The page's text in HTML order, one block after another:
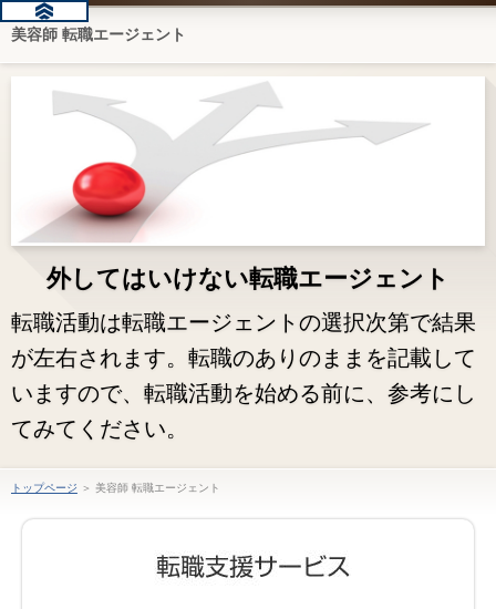
美容師 転職エージェント
外してはいけない転職エージェント
転職活動は転職エージェントの選択次第で結果
が左右されます。転職のありのままを記載して
いますので、転職活動を始める前に、参考にし
てみてください。
トップページ ＞ 美容師 転職エージェント